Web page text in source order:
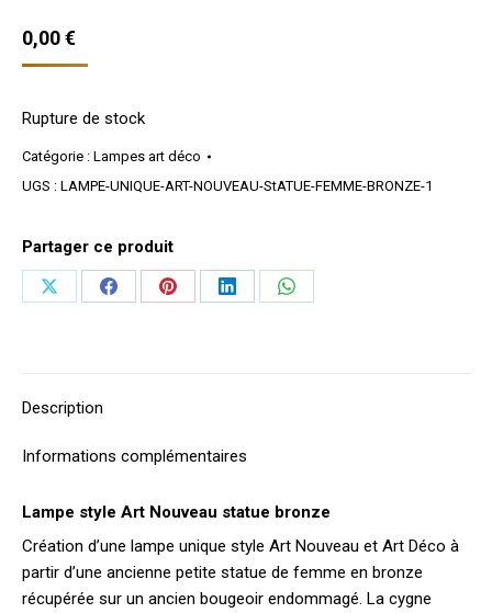
0,00€
Rupture de stock
Catégorie : Lampes art déco
UGS : LAMPE-UNIQUE-ART-NOUVEAU-StATUE-FEMME-BRONZE-1
Partager ce produit
PartagerPartagerPartagerPartagerPartager
Description
Informations complémentaires
Lampe style Art Nouveau statue bronze
Création d’une lampe unique style Art Nouveau et Art Déco à
partir d’une ancienne petite statue de femme en bronze
récupérée sur un ancien bougeoir endommagé. La cygne